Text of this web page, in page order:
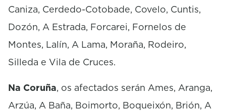
Caniza, Cerdedo-Cotobade, Covelo, Cuntis,
Dozón, A Estrada, Forcarei, Fornelos de
Montes, Lalín, A Lama, Moraña, Rodeiro,
Silleda e Vila de Cruces.
Na Coruña, os afectados serán Ames, Aranga,
Arzúa, A Baña, Boimorto, Boqueixón, Brión, A